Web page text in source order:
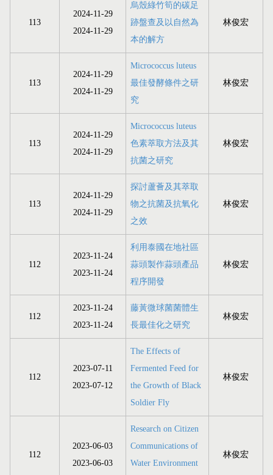
113
2024-11-29
2024-11-29
烏殼綠竹筍的碳足
跡盤查及以自然為
本的解方
林俊宏
113
2024-11-29
2024-11-29
Micrococcus luteus
最佳發酵條件之研
究
林俊宏
113
2024-11-29
2024-11-29
Micrococcus luteus
色素萃取方法及其
抗菌之研究
林俊宏
113
2024-11-29
2024-11-29
探討蘆薈及其萃取
物之抗菌及抗氧化
之效
林俊宏
112
2023-11-24
2023-11-24
利用泰國在地社區
蒜頭製作蒜頭產品
程序開發
林俊宏
112
2023-11-24
2023-11-24
藤黃微球菌菌體生
長最佳化之研究
林俊宏
112
2023-07-11
2023-07-12
The Effects of
Fermented Feed for
the Growth of Black
Soldier Fly
林俊宏
112
2023-06-03
2023-06-03
Research on Citizen
Communications of
Water Environment
林俊宏